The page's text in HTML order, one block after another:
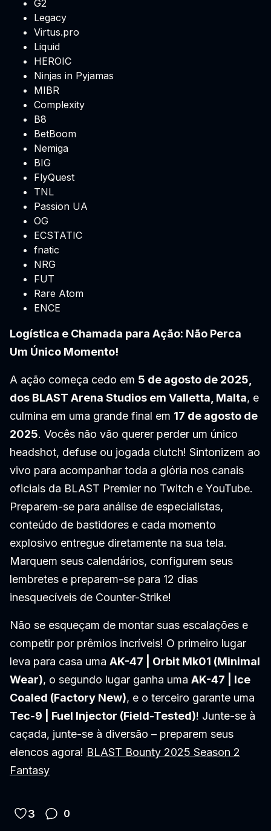
G2
Legacy
Virtus.pro
Liquid
HEROIC
Ninjas in Pyjamas
MIBR
Complexity
B8
BetBoom
Nemiga
BIG
FlyQuest
TNL
Passion UA
OG
ECSTATIC
fnatic
NRG
FUT
Rare Atom
ENCE
Logística e Chamada para Ação: Não Perca
Um Único Momento!
A ação começa cedo em 5 de agosto de 2025,
dos BLAST Arena Studios em Valletta, Malta, e
culmina em uma grande final em 17 de agosto de
2025. Vocês não vão querer perder um único
headshot, defuse ou jogada clutch! Sintonizem ao
vivo para acompanhar toda a glória nos canais
oficiais da BLAST Premier no Twitch e YouTube.
Preparem-se para análise de especialistas,
conteúdo de bastidores e cada momento
explosivo entregue diretamente na sua tela.
Marquem seus calendários, configurem seus
lembretes e preparem-se para 12 dias
inesquecíveis de Counter-Strike!
Não se esqueçam de montar suas escalações e
competir por prêmios incríveis! O primeiro lugar
leva para casa uma AK-47 | Orbit Mk01 (Minimal
Wear), o segundo lugar ganha uma AK-47 | Ice
Coaled (Factory New), e o terceiro garante uma
Tec-9 | Fuel Injector (Field-Tested)! Junte-se à
caçada, junte-se à diversão – preparem seus
elencos agora! BLAST Bounty 2025 Season 2
Fantasy
3 0